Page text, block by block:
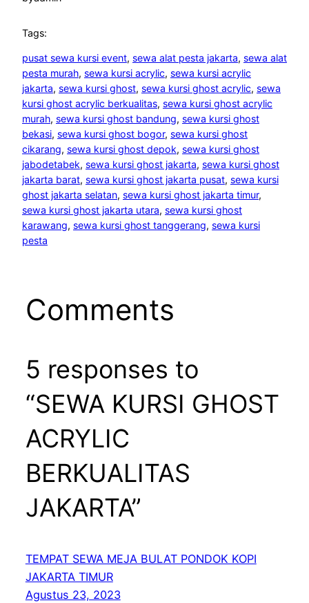
Tags:
pusat sewa kursi event, sewa alat pesta jakarta, sewa alat
pesta murah, sewa kursi acrylic, sewa kursi acrylic
jakarta, sewa kursi ghost, sewa kursi ghost acrylic, sewa
kursi ghost acrylic berkualitas, sewa kursi ghost acrylic
murah, sewa kursi ghost bandung, sewa kursi ghost
bekasi, sewa kursi ghost bogor, sewa kursi ghost
cikarang, sewa kursi ghost depok, sewa kursi ghost
jabodetabek, sewa kursi ghost jakarta, sewa kursi ghost
jakarta barat, sewa kursi ghost jakarta pusat, sewa kursi
ghost jakarta selatan, sewa kursi ghost jakarta timur
sewa kursi ghost jakarta utara, sewa kursi ghost
karawang, sewa kursi ghost tanggerang, sewa kursi
pesta
Comments
5 responses to
“SEWA KURSI GHOST
ACRYLIC
BERKUALITAS
JAKARTA”
TEMPAT SEWA MEJA BULAT PONDOK KOPI
JAKARTA TIMUR
Agustus 23, 2023